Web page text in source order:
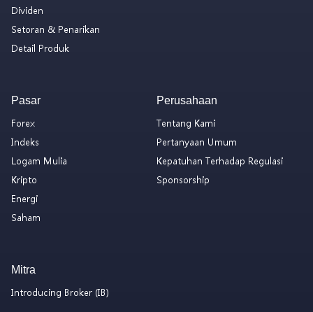
Dividen
Setoran & Penarikan
Detail Produk
Pasar
Forex
Indeks
Logam Mulia
Kripto
Energi
Saham
Perusahaan
Tentang Kami
Pertanyaan Umum
Kepatuhan Terhadap Regulasi
Sponsorship
Mitra
Introducing Broker (IB)